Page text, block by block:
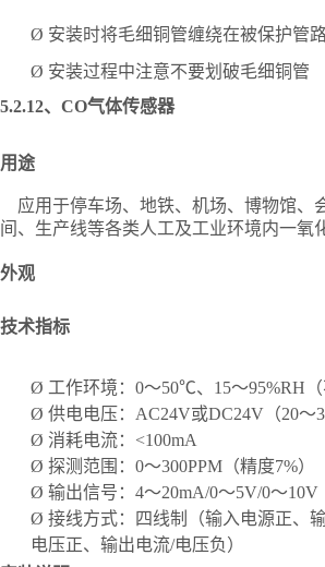
Ø 安装时将毛细铜管缠绕在被保护管
Ø 安装过程中注意不要划破毛细铜管
5.2.12、 CO气体传感器
用途
应用于停车场、地铁、机场、博物馆、
间、生产线等各类人工及工业环境内一氧
外观
技术指标
Ø 工作环境： 0～50℃、15～95%RH（
Ø 供电电压： AC24V或DC24V（20～
Ø 消耗电流： <100mA
Ø 探测范围： 0～300PPM（精度7%）
Ø 输出信号： 4～20mA/0～5V/0～10V
Ø 接线方式：四线制（输入电源正、
电压正、输出电流/电压负）